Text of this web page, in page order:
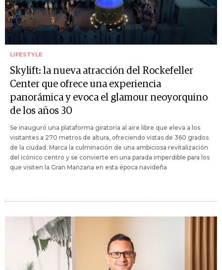
LIFESTYLE
Skylift: la nueva atracción del Rockefeller
Center que ofrece una experiencia
panorámica y evoca el glamour neoyorquino
de los años 30
Se inauguró una plataforma giratoria al aire libre que eleva a los
visitantes a 270 metros de altura, ofreciendo vistas de 360 grados
de la ciudad. Marca la culminación de una ambiciosa revitalización
del icónico centro y se convierte en una parada imperdible para los
que visiten la Gran Manzana en esta época navideña